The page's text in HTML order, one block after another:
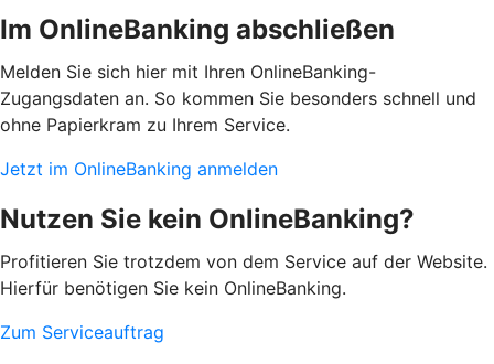
Im OnlineBanking abschließen
Melden Sie sich hier mit Ihren OnlineBanking-
Zugangsdaten an. So kommen Sie besonders schnell und
ohne Papierkram zu Ihrem Service.
Jetzt im OnlineBanking anmelden
Nutzen Sie kein OnlineBanking?
Profitieren Sie trotzdem von dem Service auf der Website.
Hierfür benötigen Sie kein OnlineBanking.
Zum Serviceauftrag